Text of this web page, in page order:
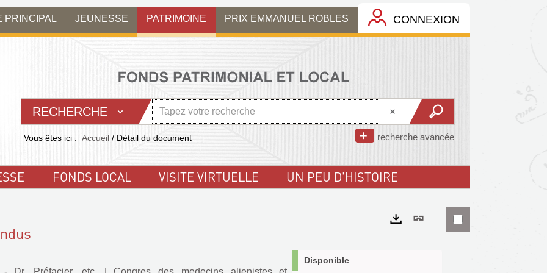
PRINCIPAL JEUNESSE PATRIMOINE PRIX EMMANUEL ROBLES CONNEXION
RECHERCHE
recherche avancée
Vous êtes ici : Accueil / Détail du document
FONDS LOCAL VISITE VIRTUELLE UN PEU D'HISTOIRE
Lien
Disponible